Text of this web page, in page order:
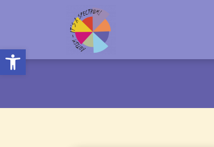
Open toolbar